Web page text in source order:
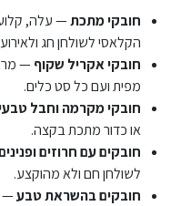
חובקי מתכת— עלה,
הקלאסי לשולחן חג
חובקי אקריל שקוף—
מפית ועם כל סט כלים.
חובקי מקרמה וחבל
או כדור מתכת בקצה.
חובקים עם חרוזים
לשולחן חם ולא מהוקצע.
חובקים בהשראת טבע—